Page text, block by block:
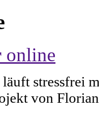
online
läuft stressfrei
von